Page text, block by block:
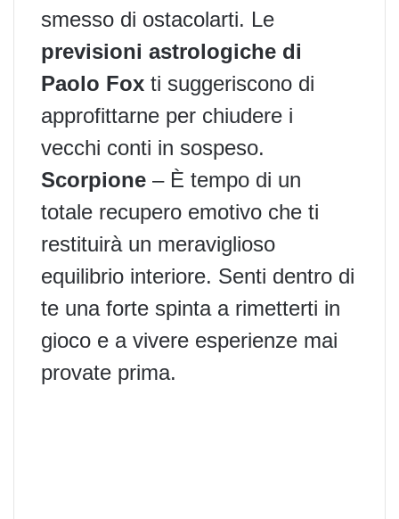
smesso di ostacolarti. Le
previsioni astrologiche di
Paolo Fox ti suggeriscono di
approfittarne per chiudere i
vecchi conti in sospeso.
Scorpione – È tempo di un
totale recupero emotivo che ti
restituirà un meraviglioso
equilibrio interiore. Senti dentro di
te una forte spinta a rimetterti in
gioco e a vivere esperienze mai
provate prima.